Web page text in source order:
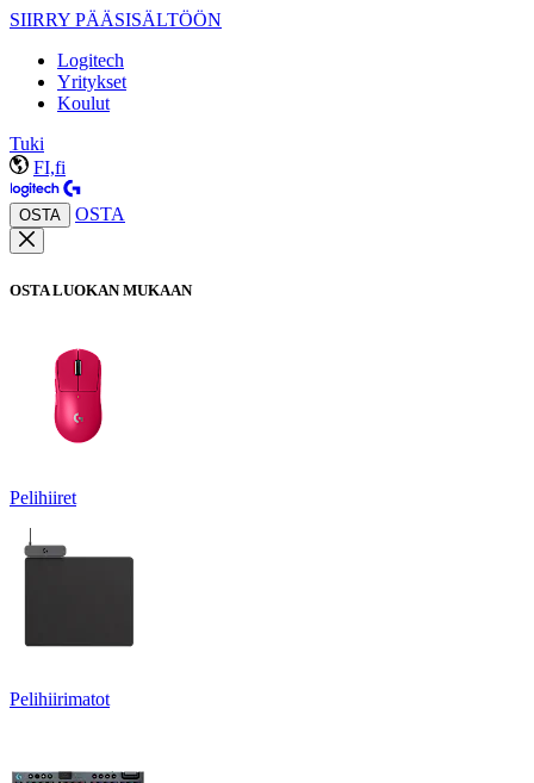
SIIRRY PÄÄSISÄLTÖÖN
Logitech
Yritykset
Koulut
Tuki
FI,fi
OSTA OSTA
OSTA LUOKAN MUKAAN
Pelihiiret
Pelihiirimatot